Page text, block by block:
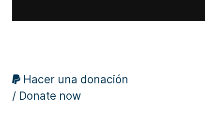
Hacer una donación
/ Donate now